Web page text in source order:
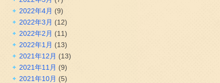
2022年4月 (9)
2022年3月 (12)
2022年2月 (11)
2022年1月 (13)
2021年12月 (13)
2021年11月 (9)
2021年10月 (5)